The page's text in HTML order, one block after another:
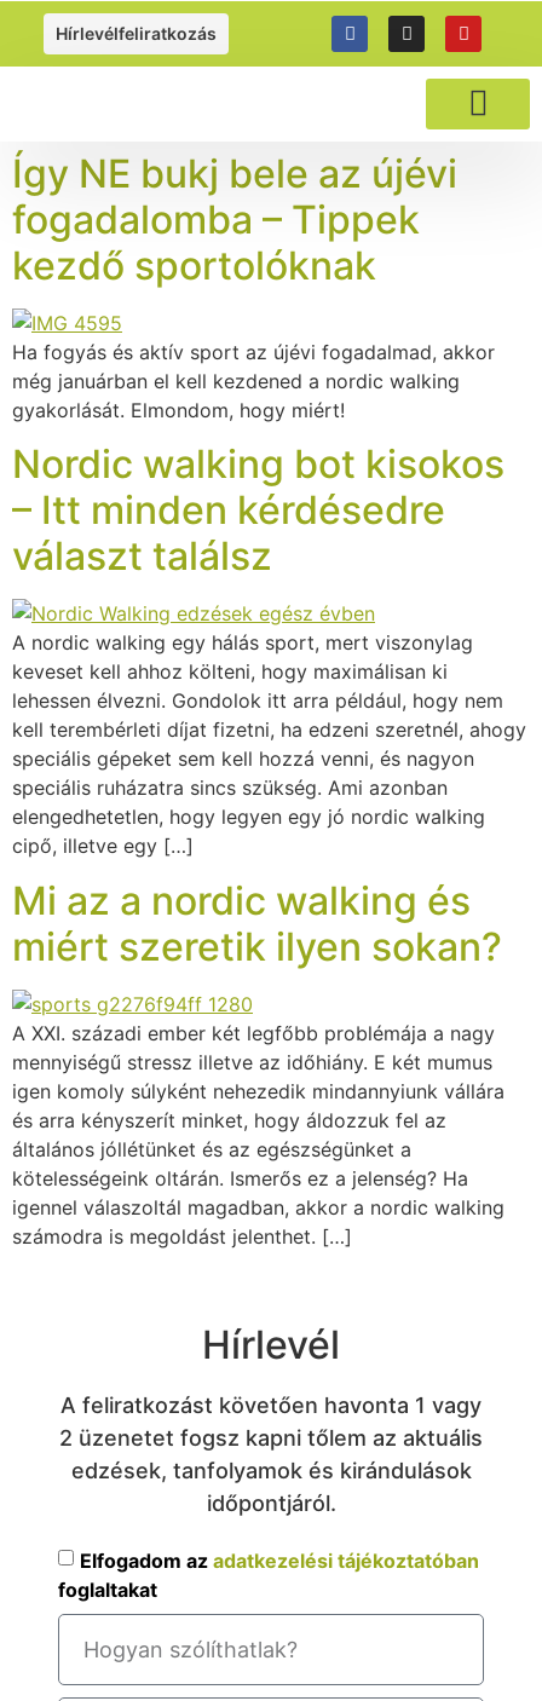
https://gyalogolj.hu
Hírlevélfeliratkozás
Így NE bukj bele az újévi
fogadalomba – Tippek
kezdő sportolóknak
Ha fogyás és aktív sport az újévi fogadalmad, akkor
még januárban el kell kezdened a nordic walking
gyakorlását. Elmondom, hogy miért!
Nordic walking bot kisokos
– Itt minden kérdésedre
választ találsz
A nordic walking egy hálás sport, mert viszonylag
keveset kell ahhoz költeni, hogy maximálisan ki
lehessen élvezni. Gondolok itt arra például, hogy nem
kell terembérleti díjat fizetni, ha edzeni szeretnél, ahogy
speciális gépeket sem kell hozzá venni, és nagyon
speciális ruházatra sincs szükség. Ami azonban
elengedhetetlen, hogy legyen egy jó nordic walking
cipő, illetve egy […]
Mi az a nordic walking és
miért szeretik ilyen sokan?
A XXI. századi ember két legfőbb problémája a nagy
mennyiségű stressz illetve az időhiány. E két mumus
igen komoly súlyként nehezedik mindannyiunk vállára
és arra kényszerít minket, hogy áldozzuk fel az
általános jóllétünket és az egészségünket a
kötelességeink oltárán. Ismerős ez a jelenség? Ha
igennel válaszoltál magadban, akkor a nordic walking
számodra is megoldást jelenthet. […]
Hírlevél
A feliratkozást követően havonta 1 vagy
2 üzenetet fogsz kapni tőlem az aktuális
edzések, tanfolyamok és kirándulások
időpontjáról.
Elfogadom az adatkezelési tájékoztatóban
foglaltakat